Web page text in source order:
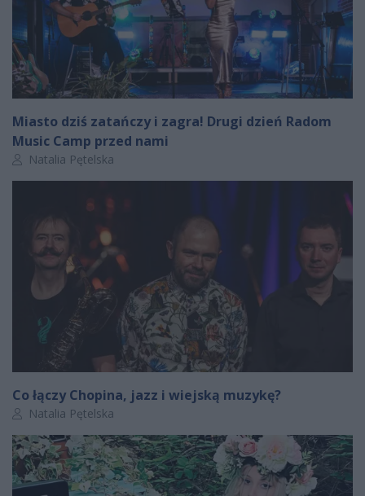
Miasto dziś zatańczy i zagra! Drugi dzień Radom
Music Camp przed nami
Autor artykułu:
Natalia Pętelska
Co łączy Chopina, jazz i wiejską muzykę?
Autor artykułu:
Natalia Pętelska